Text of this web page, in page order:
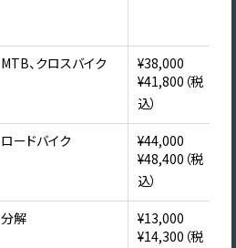
MTB、クロスバイク
¥38,000
¥41,800（税
込）
ロードバイク
¥44,000
¥48,400（税
込）
分解
¥13,000
¥14,300（税